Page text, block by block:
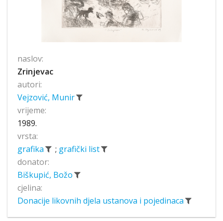
naslov:
Zrinjevac
autori:
Vejzović, Munir
vrijeme:
1989.
vrsta:
grafika
; grafički list
donator:
Biškupić, Božo
cjelina:
Donacije likovnih djela ustanova i pojedinaca